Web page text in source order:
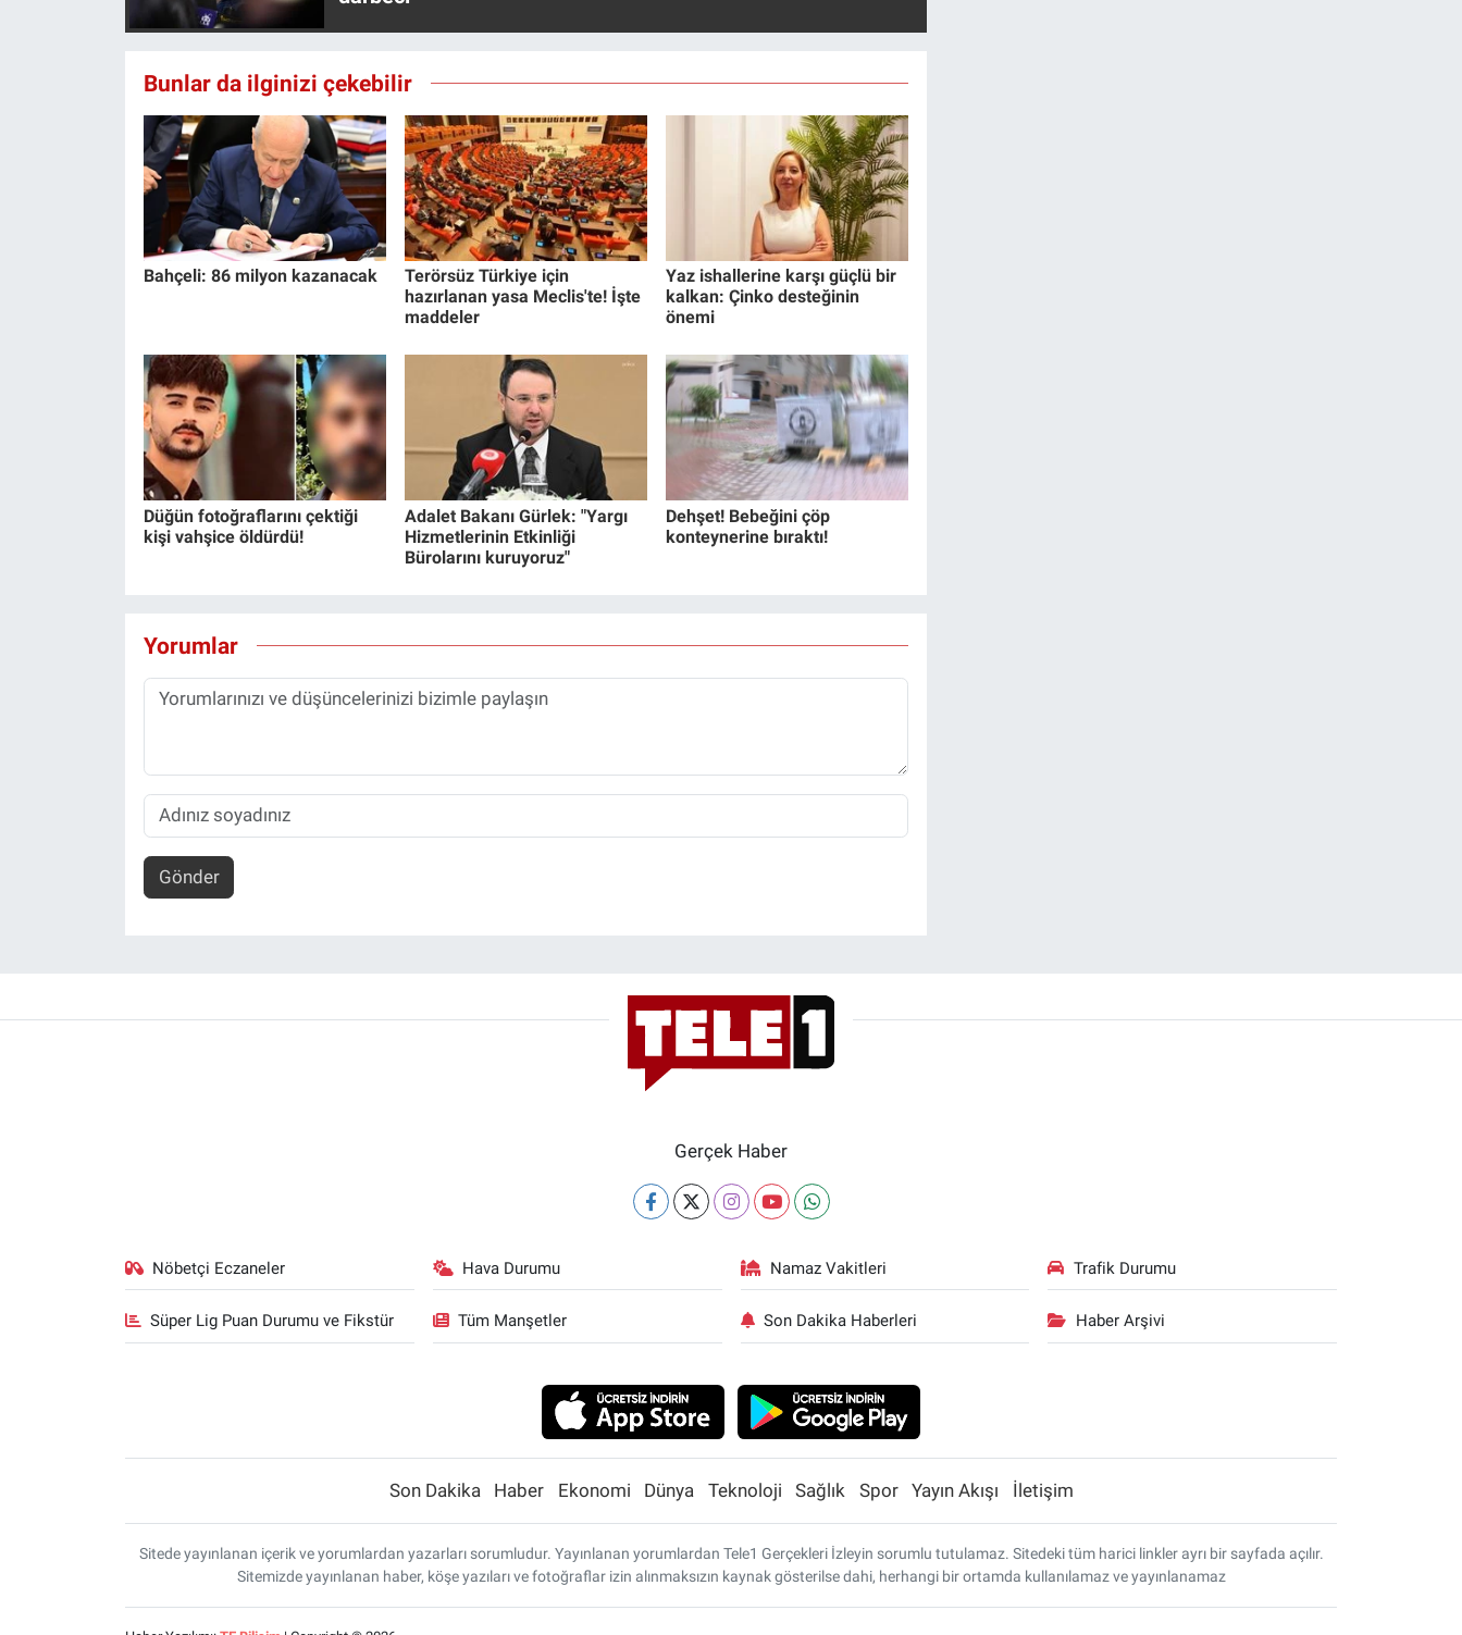
Bunlar da ilginizi çekebilir
Bahçeli: 86 milyon kazanacak
Terörsüz Türkiye için
hazırlanan yasa Meclis'te! İşte
maddeler
Yaz ishallerine karşı güçlü bir
kalkan: Çinko desteğinin
önemi
Düğün fotoğraflarını çektiği
kişi vahşice öldürdü!
Adalet Bakanı Gürlek: "Yargı
Hizmetlerinin Etkinliği
Bürolarını kuruyoruz"
Dehşet! Bebeğini çöp
konteynerine bıraktı!
Yorumlar
Gönder
Gerçek Haber
Nöbetçi Eczaneler Hava Durumu Namaz Vakitleri Trafik Durumu
Süper Lig Puan Durumu ve Fikstür Tüm Manşetler Son Dakika Haberleri Haber Arşivi
Son Dakika Haber Ekonomi Dünya Teknoloji Sağlık Spor Yayın Akışı İletişim
Sitede yayınlanan içerik ve yorumlardan yazarları sorumludur. Yayınlanan yorumlardan Tele1 Gerçekleri İzleyin sorumlu tutulamaz. Sitedeki tüm harici linkler ayrı bir sayfada açılır.
Sitemizde yayınlanan haber, köşe yazıları ve fotoğraflar izin alınmaksızın kaynak gösterilse dahi, herhangi bir ortamda kullanılamaz ve yayınlanamaz